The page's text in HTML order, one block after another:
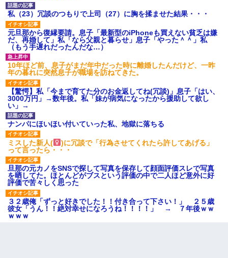
【悲報】佐藤輝明・・・２軍
でも盛大にやらかす←あまり悲
しませないでくれ
私（23）冗談のつもりで上司（27）に胸を揉ませた結果・・・
元旦那から復縁要請。息子「最新型のiPhoneも買えない貧乏は嫌
だ、再婚して」私「なら父親と暮らせ」息子「やった＾＾」私
（もう手遅れだったんだな…）
10年ほど前、息子がまだ年中だった時に離婚したんだけど、一昨
年の暮れに突然息子が職場を訪ねてきた。
【驚愕】私「今まで育てた分のお金返してね(冗談)」息子「はい、
3000万円」→数年後。私「妹が病気になったから援助して欲し
い」→
ナンパにほいほい付いていった私、地獄に落ちる
ミスした新人(
)に冗談で「行為させてくれたら許してあげる」
って言ったら・・・
旦那の元カノをSNSで探して写真を保存して顔面評価スレで写真
を晒してた。ほとんどがブスという評価の中で二人ほど意外に好
評価で苦々しく思った
３２歳俺「ずっと好きでした！！付き合って下さい！」 ２５歳
彼女「うん！！絶対幸せになろうね！！！！」 → ７年後ｗｗ
ｗｗｗ